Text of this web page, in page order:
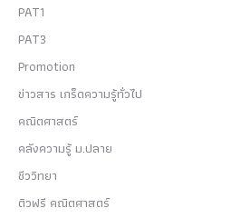
PAT1
PAT3
Promotion
ข่าวสาร เกร็ดความรู้ทั่วไป
คณิตศาสตร์
คลังความรู้ ม.ปลาย
ชีววิทยา
ติวฟรี คณิตศาสตร์